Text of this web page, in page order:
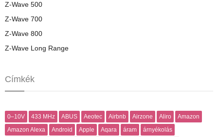
Z-Wave 500
Z-Wave 700
Z-Wave 800
Z-Wave Long Range
Címkék
0–10V 433 MHz ABUS Aeotec Airbnb Airzone Aliro
Amazon
Amazon Alexa
Android Apple Aqara áram
árnyékolás